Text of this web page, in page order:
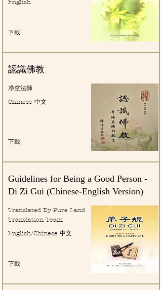
下載
English
認識佛教
下載
净空法師
Chinese 中文
Guidelines for Being a Good Person -
Di Zi Gui (Chinese-English Version)
下載
Translated By Pure Land
Translation Team
English/Chinese 中文